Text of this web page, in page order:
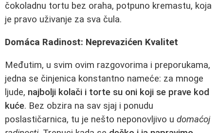
čokoladnu tortu bez oraha, potpuno kremastu, koja
je pravo uživanje za sva čula.
Domáca Radinost: Neprevazićen Kvalitet
Međutim, u svim ovim razgovorima i preporukama,
jedna se činjenica konstantno nameće: za mnoge
ljude, najbolji kolači i torte su oni koji se prave kod
kuće. Bez obzira na sav sjaj i ponudu
poslastičarnica, tu je nešto neponovljivo u domaćoj